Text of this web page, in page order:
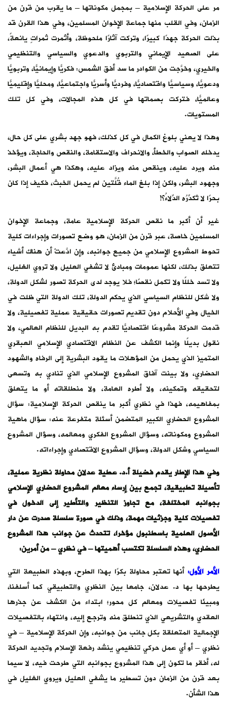
مر على الحركة الإسلامية – بمجمل مكوناتها – ما يقرب من قرن من
الزمان، وفي القلب منها جماعة الإخوان المسلمين، وفي هذا القرن قد
بذلت الحركة جهدًا كبيرًا، وتركت آثارًا ملحوظة، وأثمرت ثمراتٍ يانعةً،
على الصعيد الإيماني والتربوي والدعوي والسياسي والتنظيمي
والخيري، وخرَّجت من الكوادر ما سد أفق الشمس: فكريًّا وإيمانيًّا، وتربويًّا
ودعويًّا، وسياسيًّا واقتصاديًّا، وفرديًّا وأسريًّا واجتماعيًّا، ومحليًّا وإقليميًّا
وعالميًّا، فتركت بصماتها في كل هذه المجالات، وفي كل تلك
المستويات.
وهذا لا يعني بلوغ الكمال في كل كذلك، فهو جهد بشري على كل حال،
يدخله الصواب والخطأ، والانحراف والاستقامة، والنقص والحاجة، ويؤخذ
منه ويرد عليه، وينقص منه ويزاد عليه، وهكذا هي أعمال البشر،
وجهود البشر، ولكن إذا بلغ الماء قُلَّتين لم يحمل الخبث، فكيف إذا كان
بحرًا لا تُكدِّرُه الدِّلاءُ؟!
غير أن أكبر ما نقص الحركة الإسلامية عامة، وجماعة الإخوان
المسلمين خاصة، عبر قرن من الزمان، هو وضع تصورات وإجراءات كلية
تحوط المشروع الإسلامي من جميع جوانبه، وإن ادَّعتْ أن هناك أشياء
تتعلق بذلك، لكنها عمومات ومبادئ لا تشفي العليل ولا تروي الغليل،
ولا تسد خللًا ولا تكمل نقصًا؛ فلا يوجد لدى الحركة تصور لشكل الدولة،
ولا شكل للنظام السياسي الذي يحكم الدولة، تلك الدولة التي ظلت في
الخيال وفي الأحلام دون تقديم تصورات حقيقية عملية تفصيلية، ولا
قدمت الحركة مشروعًا اقتصاديًّا تقدم به البديل للنظام العالمي، ولا
نقول بديلًا وإنما الكشف عن النظام الاقتصادي الإسلامي العبقري
المتميز الذي يحمل من المؤهلات ما يقود البشرية إلى الرفاه والشهود
الحضاري، ولا بينت آفاق المشروع الإسلامي الذي تنادي به وتسعى
لتحقيقه وتمكينه، ولا أطره العامة، ولا منطلقاته أو ما يتعلق
بمفاهيمه، فهذا في نظري أكبر ما ينقص الحركة الإسلامية: سؤال
المشروع الحضاري الكبير المتضمن أسئلة متفرعة عنه: سؤال ماهية
المشروع ومكوناته، وسؤال المشروع الفكري ومعالمه، وسؤال المشروع
السياسي وشكل الدولة، وسؤال المشروع الاقتصادي وإجراءاته.
وفي هذا الإطار يقدم فضيلة أ.د. عطية عدلان محاولة نظرية عملية،
تأصيلة تطبيقية، تجمع بين إرساء معالم المشروع الحضاري الإسلامي
بجوانبه المختلفة، مع تجاوز التنظير والتأطير إلى الدخول في
تفصيلات كلية وجزئيات مهمة، وذلك في صورة سلسلة صدرت عن دار
الأصول العلمية باسطنبول مؤخرا، تتحدث عن جوانب هذا المشروع
الحضاري، وهذه السلسلة تكتسب أهميتها – في نظري – من أمرين:
الأمر الأول: أنها تعتبر محاولة بكرًا بهذا الطرح، وبهذه الطبيعة التي
يطرحها بها د. عدلان، جامعا بين النظري والتطبيقي كما أسلفنا،
ومبينًا تفصيلات ومعالم كل محور؛ ابتداء من الكشف عن جذرها
العقدي والتشريعي الذي تنطلق منه وترجع إليه، وانتهاء بالتفصيلات
الإجمالية المتعلقة بكل جانب من جوانبه، وإن الحركة الإسلامية – في
نظري – أو أي عمل حركي تنظيمي ينشد رفعة الإسلام وتجديد الحركة
له، أفقر ما تكون إلى هذا المشروع بجوانبه التي طرحت فيه، لا سيما
بعد قرن من الزمان دون تسطير ما يشفي العليل ويروي الغليل في
هذا الشأن.